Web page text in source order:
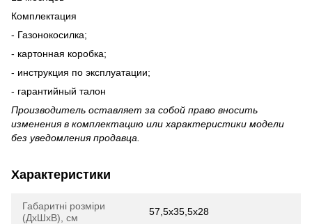
Комплектация
- Газонокосилка;
- картонная коробка;
- инструкция по эксплуатации;
- гарантийный талон
Производитель оставляет за собой право вносить
изменения в комплектацию или характеристики модели
без уведомления продавца.
Характеристики
Габаритні розміри
(ДхШхВ), см
57,5х35,5х28